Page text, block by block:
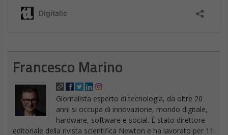
Francesco Marino
Giornalista esperto di tecnologia, da oltre 20
anni si occupa di innovazione, mondo digitale,
hardware, software e social. È stato direttore
editoriale della rivista scientifica Newton e ha lavorato per 11